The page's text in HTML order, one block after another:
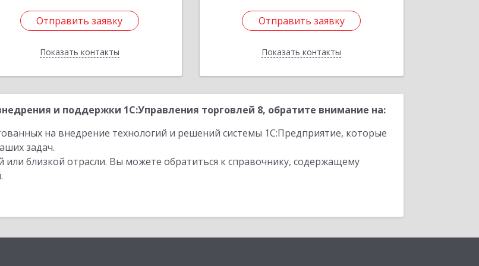
Отправить заявку
Показать контакты
Отправить заявку
Назад
Отправить заявку
Показать контакты
Отправить заявку
Назад
и поддержки 1С:Управления торговлей 8, обратите внимание на:
на внедрение технологий и решений системы 1С:Предприятие, которые
задач.
близкой отрасли. Вы можете обратиться к справочнику, содержащему